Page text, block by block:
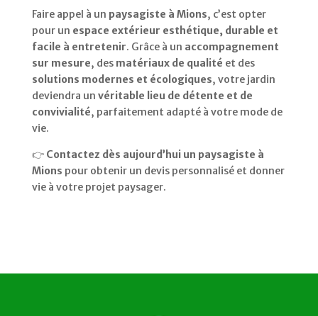
Faire appel à un paysagiste à Mions, c’est opter
pour un espace extérieur esthétique, durable et
facile à entretenir. Grâce à un accompagnement
sur mesure, des matériaux de qualité et des
solutions modernes et écologiques, votre jardin
deviendra un véritable lieu de détente et de
convivialité, parfaitement adapté à votre mode de
vie.
👉 Contactez dès aujourd’hui un paysagiste à
Mions pour obtenir un devis personnalisé et donner
vie à votre projet paysager.